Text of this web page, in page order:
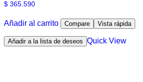
$ 365.590
Añadir al carrito Compare Vista rápida
Añadir a la lista de deseos Quick View